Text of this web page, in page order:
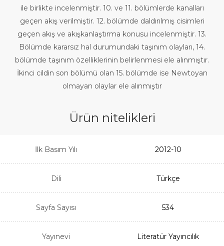
ile birlikte incelenmiştir. 10. ve 11. bölümlerde kanalları
geçen akış verilmiştir. 12. bölümde daldırılmış cisimleri
geçen akış ve akışkanlaştırma konusu incelenmiştir. 13.
Bölümde kararsız hal durumundaki taşınım olayları, 14.
bölümde taşınım özelliklerinin belirlenmesi ele alınmıştır.
İkinci cildin son bölümü olan 15. bölümde ise Newtoyan
olmayan olaylar ele alınmıştır
Ürün nitelikleri
İlk Basım Yılı 2012-10
Dili Türkçe
Sayfa Sayısı 534
Yayınevi Literatür Yayıncılık